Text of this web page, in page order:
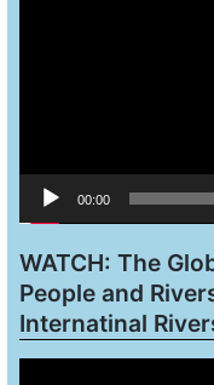
00:00
WATCH: The
People and
Internatinal